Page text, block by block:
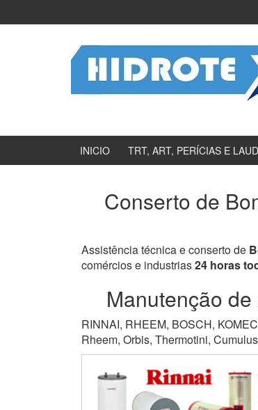
INICIO TRT, ART, PERÍCIAS E
Conserto de
Assistência técnica e conserto de
comércios e industrias24 horas
Manutenção
RINNAI, RHEEM, BOSCH,
Rheem, Orbis, Thermotini,